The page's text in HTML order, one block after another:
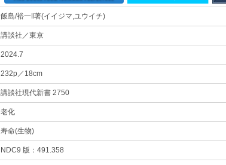
飯島/裕一‖著(イイジマ,ユウイチ)
講談社／東京
2024.7
232p／18cm
講談社現代新書 2750
老化
寿命(生物)
NDC9 版：491.358